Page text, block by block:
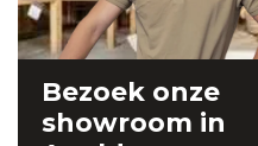
Bezoek onze
showroom in